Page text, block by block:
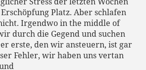
Platz. Aber schlafen
Irgendwo in the middle of
durch die Gegend und suchen
erste, den wir ansteuern, ist gar
Fehler, wir haben uns vertan